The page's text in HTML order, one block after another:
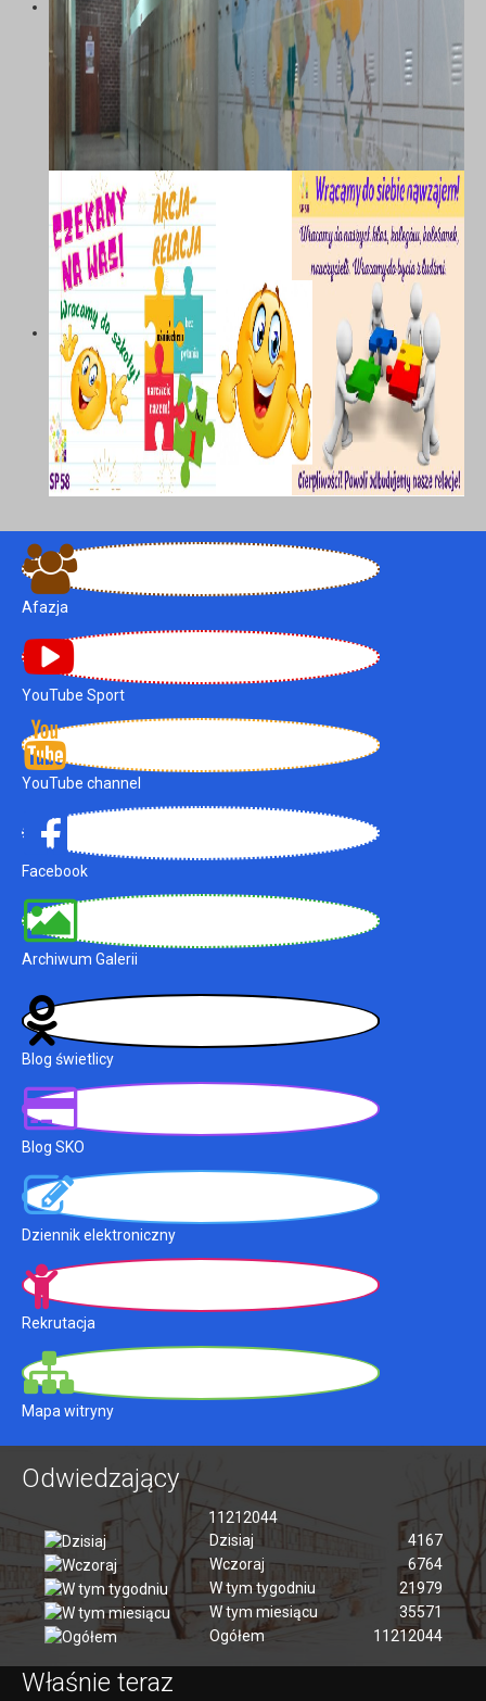
Afazja
YouTube Sport
YouTube channel
Facebook
Archiwum Galerii
Blog świetlicy
Blog SKO
Dziennik elektroniczny
Rekrutacja
Mapa witryny
Odwiedzający
11212044
Dzisiaj
4167
Wczoraj
6764
W tym tygodniu
21979
W tym miesiącu
35571
Ogółem
11212044
Właśnie teraz